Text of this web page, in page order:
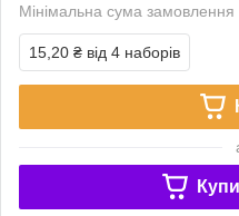
Мінімальна сума
15,20 ₴ від 4 наборів